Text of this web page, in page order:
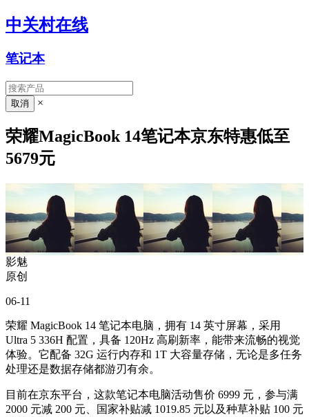
中关村在线
笔记本
×
荣耀MagicBook 14笔记本京东特惠低至
5679元
影魅
原创
06-11
荣耀 MagicBook 14 笔记本电脑，拥有 14 英寸屏幕，采用
Ultra 5 336H 配置，具备 120Hz 高刷新率，能带来流畅的视觉
体验。它配备 32G 运行内存和 1T 大容量存储，无论是多任务
处理还是数据存储都游刃有余。
目前在京东平台，这款笔记本电脑活动售价 6999 元，参与满
2000 元减 200 元、国家补贴减 1019.85 元以及种草补贴 100 元